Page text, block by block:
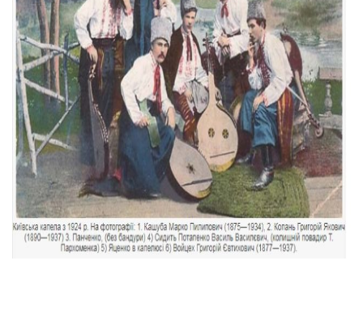
Тендери
Довідник
Контакти
Рекламні прайси
Підтримати «місцевих»
Редакційна політика